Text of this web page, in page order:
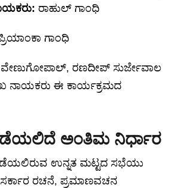
ರಾಹುಲ್ ಗಾಂಧಿ
ಗಾಂಧಿ
ವೇಣುಗೋಪಾಲ್, ರಣದೀಪ್ ಸುರ್ಜೇವಾಲ
ನಾಯಕರು ಈ ಕಾರ್ಯಕ್ರಮದ
ಅಂತಿಮ ನಿರ್ಧಾರ
ಉನ್ನತ ಮಟ್ಟದ ಸಭೆಯು
ರಚನೆ, ಪ್ರಮಾಣವಚನ